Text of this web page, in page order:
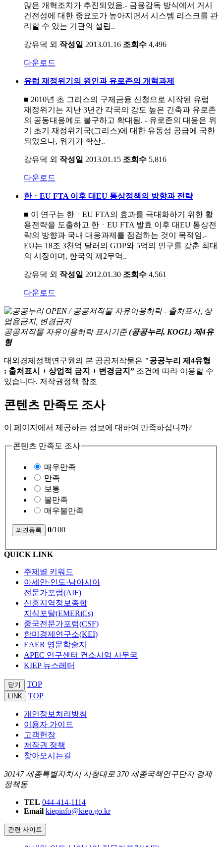
많은 개혁조치가 추진되었음.- 금융감독 방식에서 거시
건전성에 대한 중요도가 높아지면서 시스템 리스크를 관
리할 수 있는 기관의 설립..
강유덕 외 작성일 2013.01.16 조회수 4,496
다운로드
유럽 재정위기의 원인과 유로존의 개혁과제
■ 2010년 초 그리스의 구제금융 신청으로 시작된 유럽
재정위기는 지난 3년간 각국의 강도 높은 긴축과 유로존
의 공동대응에도 불구하고 확대됨. - 유로존의 대응은 위
기 초기 재정위기국(그리스)에 대한 유동성 공급에 국한
되었으나, 위기가 확산..
강유덕 외 작성일 2013.01.15 조회수 5,816
다운로드
한ㆍEU FTA 이후 대EU 통상정책의 방향과 전략
■ 이 연구는 한ㆍEU FTA의 효과를 극대화하기 위한 활
용전략을 도출하고 한ㆍEU FTA 발효 이후 대EU 통상전
략의 방향과 국내 대응과제를 점검하는 것이 목적임.-
EU는 18조 3천억 달러의 GDP와 5억의 인구를 갖춘 최대
의 시장이며, 한국의 제2무역..
강유덕 외 작성일 2012.01.30 조회수 4,561
다운로드
공공저작물 자유이용허락 표시기준 (공공누리, KOGL) 제4유
형
대외경제정책연구원의 본 공공저작물은 "공공누리 제4유형
: 출처표시 + 상업적 금지 + 변경금지” 조건에 따라 이용할 수
있습니다. 저작권정책 참조
콘텐츠 만족도 조사
이 페이지에서 제공하는 정보에 대하여 만족하십니까?
콘텐츠 만족도 조사
매우만족
만족
보통
불만족
매우불만족
0/100
QUICK LINK
주제별 키워드
아세안·인도·남아시아
전문가포럼(AIF)
신흥지역정보종합
지식포탈(EMERiCs)
중국전문가포럼(CSF)
한미경제연구소(KEI)
EAER 영문학술지
APEC 연구센터 컨소시엄 사무국
KIEP 뉴스레터
닫기 TOP
LINK TOP
개인정보처리방침
이용자 가이드
고객헌장
저작권 정책
찾아오시는길
30147 세종특별자치시 시청대로 370 세종국책연구단지 경제
정책동
TEL 044-414-1114
Email kiepinfo@kiep.go.kr
관련 사이트